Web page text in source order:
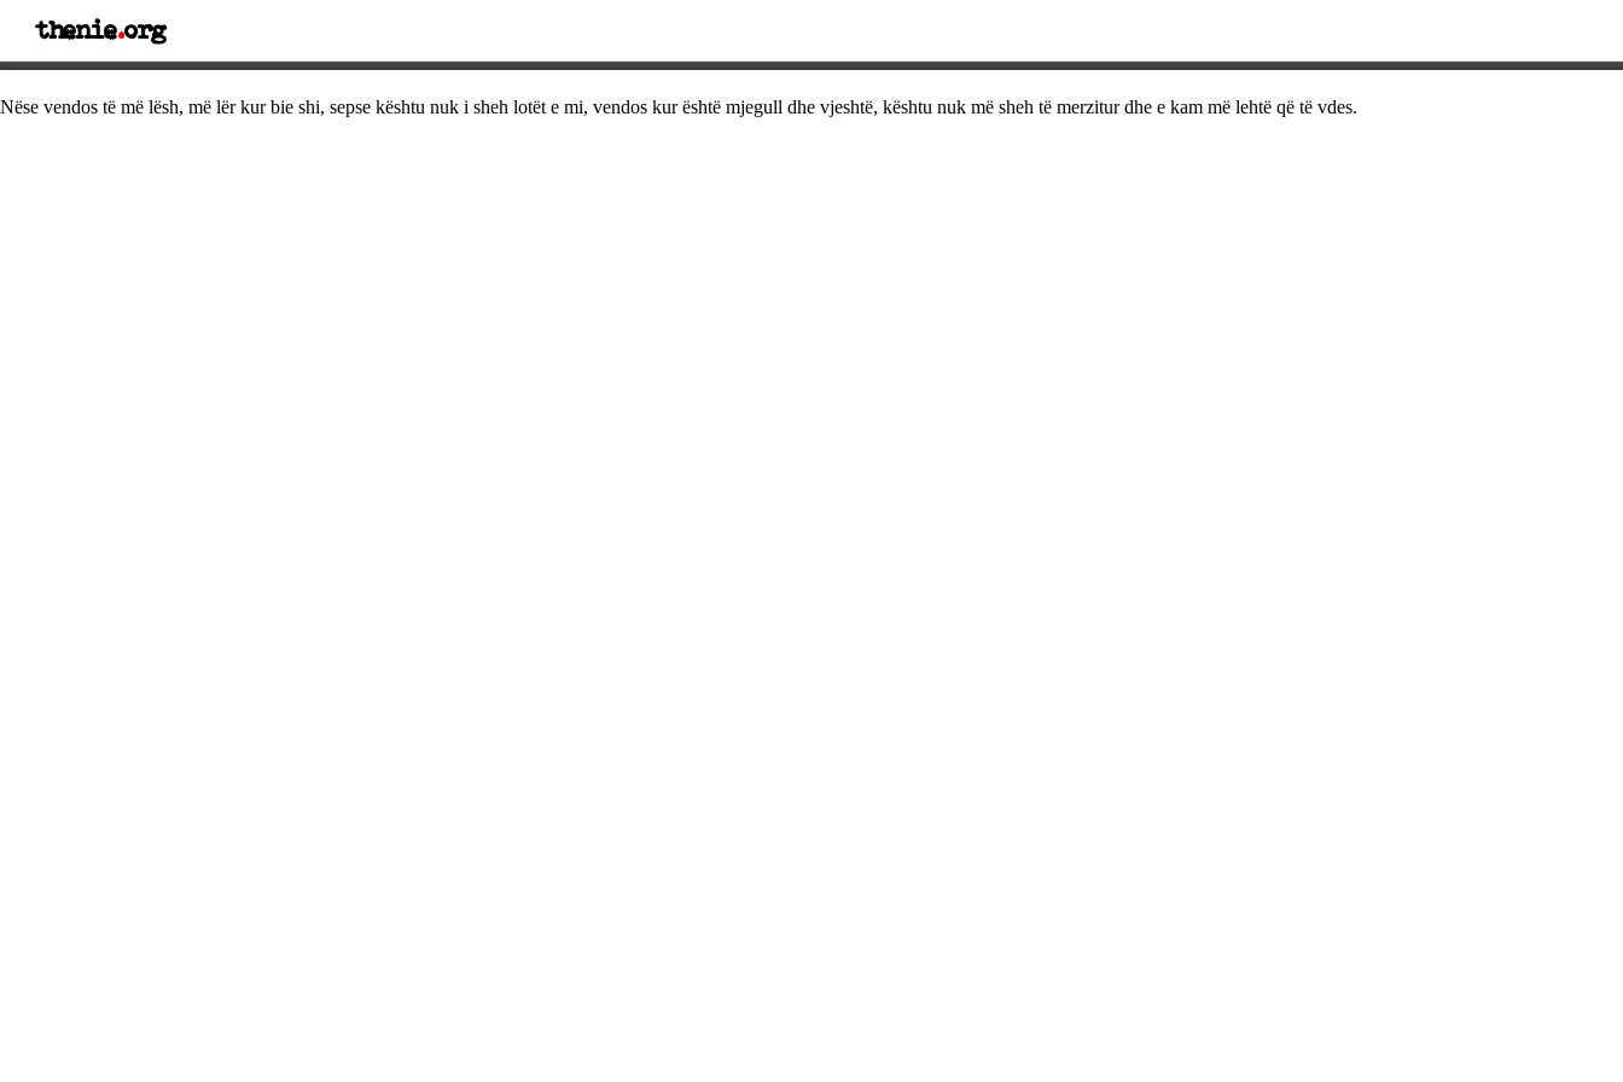
thenie.org
Thënie dashurie
Nëse vendos të më lësh, më lër kur bie shi, sepse kështu nuk i sheh lotët e mi, vendos kur është mjegull dhe vjeshtë, kështu nuk më sheh të merzitur dhe e kam më lehtë që të vdes.